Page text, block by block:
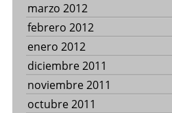
marzo 2012
febrero 2012
enero 2012
diciembre 2011
noviembre 2011
octubre 2011